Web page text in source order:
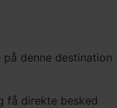
denne destination
få direkte besked